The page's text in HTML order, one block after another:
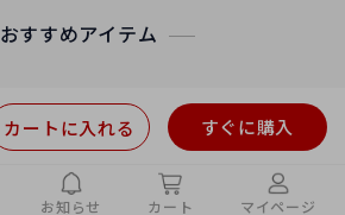
おすすめアイテム
すぐに購入
カートに入れる
お知らせ カート マイページ